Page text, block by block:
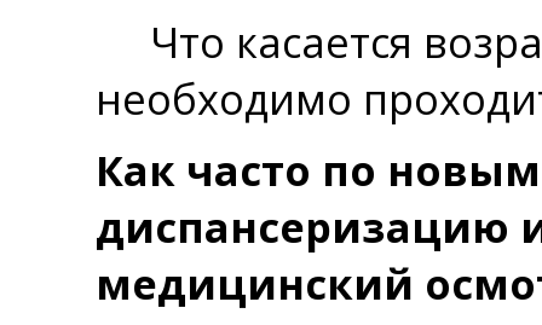
Что касается
необходимо
Как часто по
диспансеризацию
медицинский